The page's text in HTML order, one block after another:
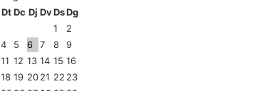
DtDc Dj DvDsDg
1
2
4 5 6 7 8
9
11 12 13 14 15 16
18 19 2021 22 23